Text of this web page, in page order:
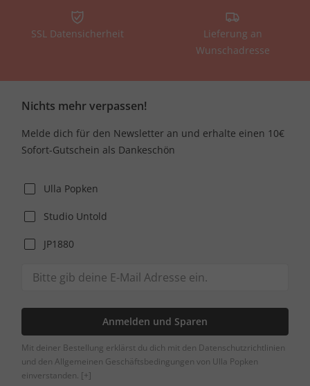
SSL Datensicherheit
Lieferung an
Wunschadresse
Nichts mehr verpassen!
Melde dich für den Newsletter an und erhalte einen 10€
Sofort-Gutschein als Dankeschön
Ulla Popken
Studio Untold
JP1880
Anmelden und Sparen
Mit deiner Bestellung erklärst du dich mit den Datenschutzrichtlinien
und den Allgemeinen Geschäftsbedingungen von Ulla Popken
einverstanden. [+]